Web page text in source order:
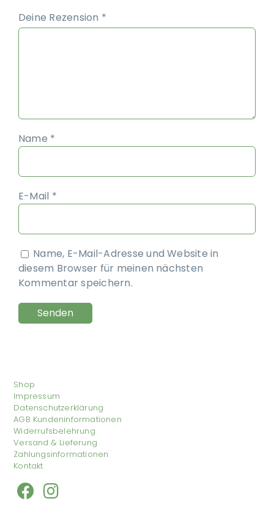
Deine Rezension *
Name *
E-Mail *
Name, E-Mail-Adresse und Website in
diesem Browser für meinen nächsten
Kommentar speichern.
Shop
Impressum
Datenschutzerklärung
AGB Kundeninformationen
Widerrufsbelehrung
Versand & Lieferung
Zahlungsinformationen
Kontakt